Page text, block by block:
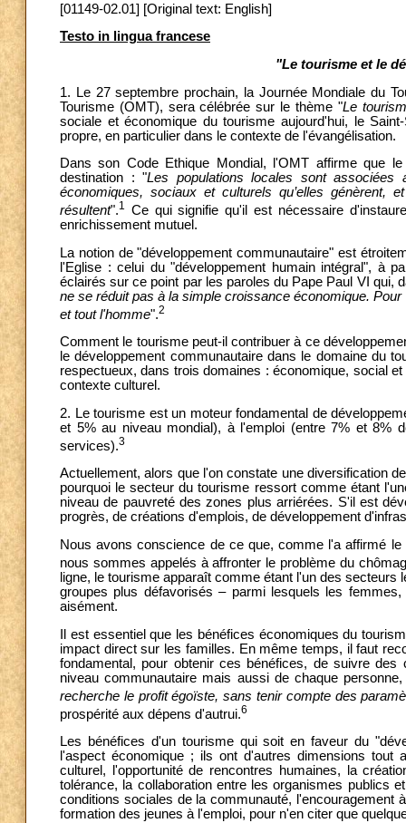
[01149-02.01] [Original text: English]
Testo in lingua francese
"Le tourisme et le
1. Le 27 septembre prochain, la Journée Mondiale du
Tourisme (OMT), sera célébrée sur le thème "Le
sociale et économique du tourisme aujourd'hui, le
propre, en particulier dans le contexte de l'évangélisation.
Dans son Code Ethique Mondial, l'OMT affirme que
destination : "Les populations locales sont associées
économiques, sociaux et culturels qu’elles génèrent,
résultent".1 Ce qui signifie qu'il est nécessaire
enrichissement mutuel.
La notion de "développement communautaire" est
l'Eglise : celui du "développement humain intégral", à
éclairés sur ce point par les paroles du Pape Paul VI qui,
ne se réduit pas à la simple croissance économique.
et tout l'homme".2
Comment le tourisme peut-il contribuer à ce
le développement communautaire dans le domaine du
respectueux, dans trois domaines : économique, social
contexte culturel.
2. Le tourisme est un moteur fondamental de
et 5% au niveau mondial), à l'emploi (entre 7% et 8%
services).3
Actuellement, alors que l'on constate une diversification
pourquoi le secteur du tourisme ressort comme étant
niveau de pauvreté des zones plus arriérées. S'il est
progrès, de créations d'emplois, de développement
Nous avons conscience de ce que, comme l'a affirmé le
nous sommes appelés à affronter le problème du
ligne, le tourisme apparaît comme étant l'un des
groupes plus défavorisés – parmi lesquels les
aisément.
Il est essentiel que les bénéfices économiques du
impact direct sur les familles. En même temps, il faut
fondamental, pour obtenir ces bénéfices, de suivre
niveau communautaire mais aussi de chaque
recherche le profit égoïste, sans tenir compte des
prospérité aux dépens d'autrui.6
Les bénéfices d'un tourisme qui soit en faveur du
l'aspect économique ; ils ont d'autres dimensions tout
culturel, l'opportunité de rencontres humaines, la
tolérance, la collaboration entre les organismes publics
conditions sociales de la communauté, l'encouragement
formation des jeunes à l'emploi, pour n'en citer que